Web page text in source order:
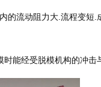
的流动阻力大.流程变短
能经受脱模机构的冲击